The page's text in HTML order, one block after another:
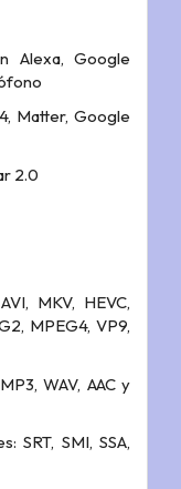
Alexa, Google
Matter, Google
2.0
MKV, HEVC,
MPEG4, VP9,
WAV, AAC y
SRT, SMI, SSA,